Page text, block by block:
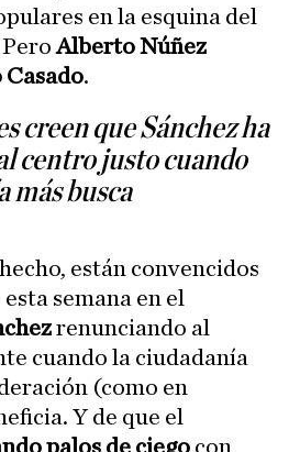
en la esquina del
Alberto Núñez
Casado.
creen que Sánchez ha
centro justo cuando
más busca
están convencidos
semana en el
renunciando al
cuando la ciudadanía
(como en
Y de que el
palos de ciego con